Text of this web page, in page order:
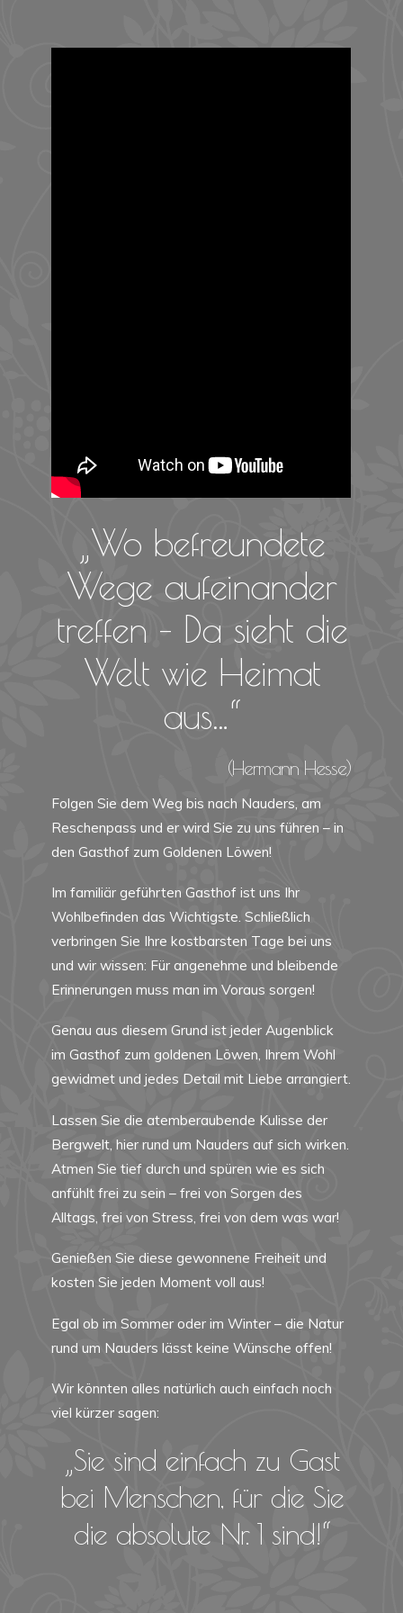
„Wo befreundete
Wege aufeinander
treffen – Da sieht die
Welt wie Heimat
aus…“
(Hermann Hesse)
Folgen Sie dem Weg bis nach Nauders, am
Reschenpass und er wird Sie zu uns führen – in
den Gasthof zum Goldenen Löwen!
Im familiär geführten Gasthof ist uns Ihr
Wohlbefinden das Wichtigste. Schließlich
verbringen Sie Ihre kostbarsten Tage bei uns
und wir wissen: Für angenehme und bleibende
Erinnerungen muss man im Voraus sorgen!
Genau aus diesem Grund ist jeder Augenblick
im Gasthof zum goldenen Löwen, Ihrem Wohl
gewidmet und jedes Detail mit Liebe arrangiert.
Lassen Sie die atemberaubende Kulisse der
Bergwelt, hier rund um Nauders auf sich wirken.
Atmen Sie tief durch und spüren wie es sich
anfühlt frei zu sein – frei von Sorgen des
Alltags, frei von Stress, frei von dem was war!
Genießen Sie diese gewonnene Freiheit und
kosten Sie jeden Moment voll aus!
Egal ob im Sommer oder im Winter – die Natur
rund um Nauders lässt keine Wünsche offen!
Wir könnten alles natürlich auch einfach noch
viel kürzer sagen:
„Sie sind einfach zu Gast
bei Menschen, für die Sie
die absolute Nr. 1 sind!“